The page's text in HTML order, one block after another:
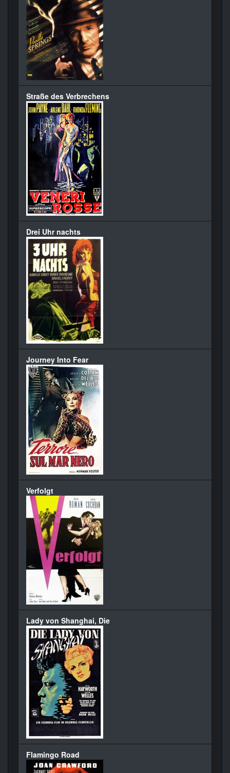
Straße des Verbrechens
Drei Uhr nachts
Journey Into Fear
Verfolgt
Lady von Shanghai, Die
Flamingo Road